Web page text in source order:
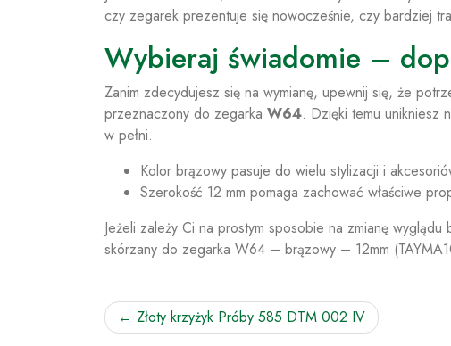
czy zegarek prezentuje się nowocześnie, czy bardziej
Wybieraj świadomie –
Zanim zdecydujesz się na wymianę, upewnij się, że
przeznaczony do zegarka W64. Dzięki temu unikniesz
w pełni.
Kolor brązowy pasuje do wielu stylizacji i
Szerokość 12 mm pomaga zachować właściwe
Jeżeli zależy Ci na prostym sposobie na zmianę
skórzany do zegarka W64 – brązowy – 12mm
Nawigacja
Złoty krzyżyk Próby 585 DTM 002 IV